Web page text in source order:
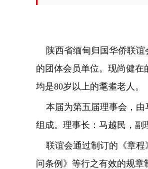
陕西省缅甸归国华侨联谊
的团体会员单位。现尚健在
均是80岁以上的耄耊老人。
本届为第五届理事会，由
组成。理事长：马越民，副
联谊会通过制订的《章程
问条例》等行之有效的规章